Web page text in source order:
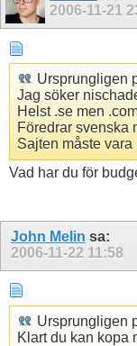
2006-11-21
Ursprungligen
Jag söker
Helst .se men
Föredrar svenska
Sajten måste
Vad har du för
John Melin sa:
2006-11-22 11:58
Ursprungligen
Klart du kan kopa